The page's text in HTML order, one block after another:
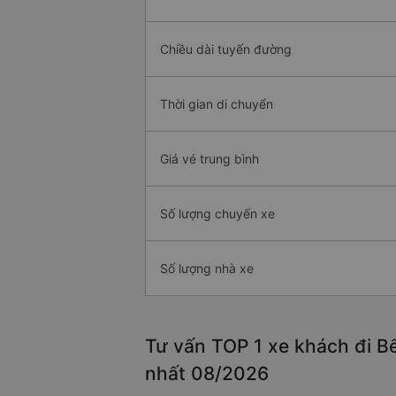
Chiều dài tuyến đường
Thời gian di chuyển
Giá vé trung bình
Số lượng chuyến xe
Số lượng nhà xe
Tư vấn TOP 1 xe khách đi
nhất 08/2026